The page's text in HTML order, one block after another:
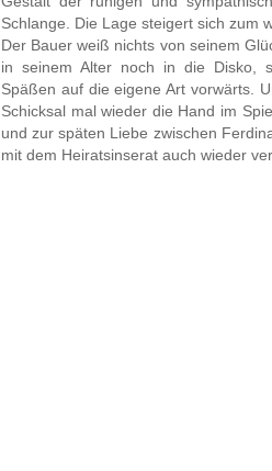
Schlange. Die Lage steigert sich zum
Der Bauer weiß nichts von seinem
in seinem Alter noch in die Disko,
Späßen auf die eigene Art vorwärts.
Schicksal mal wieder die Hand im
und zur späten Liebe zwischen
mit dem Heiratsinserat auch wieder